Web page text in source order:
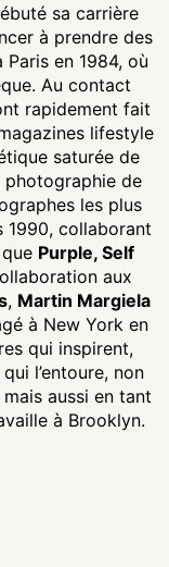
sa carrière
à prendre des
en 1984, où
Au contact
rapidement fait
lifestyle
saturée de
photographie de
les plus
1990, collaborant
Purple, Self
aux
, Martin Margiela
à New York en
qui inspirent,
l’entoure, non
aussi en tant
à Brooklyn.